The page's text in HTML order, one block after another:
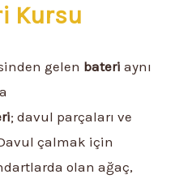
Kursu
gelen bateri aynı
; davul parçaları ve
çalmak için
olan ağaç,